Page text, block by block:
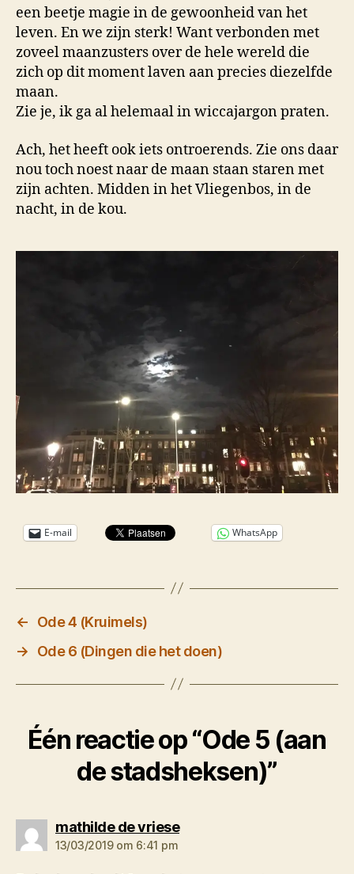
een beetje magie in de gewoonheid van het
leven. En we zijn sterk! Want verbonden met
zoveel maanzusters over de hele wereld die
zich op dit moment laven aan precies diezelfde
maan.
Zie je, ik ga al helemaal in wiccajargon praten.
Ach, het heeft ook iets ontroerends. Zie ons daar
nou toch noest naar de maan staan staren met
zijn achten. Midden in het Vliegenbos, in de
nacht, in de kou.
E-mail WhatsApp
←
Ode 4 (Kruimels)
→
Ode 6 (Dingen die het doen)
Één reactie op “Ode 5 (aan
de stadsheksen)”
mathilde de vriesezegt:
13/03/2019 om 6:41 pm